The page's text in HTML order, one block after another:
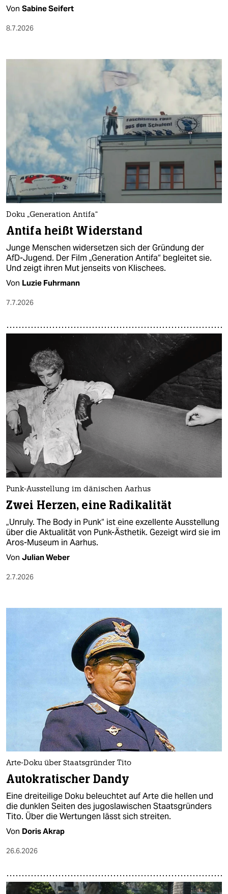
Von Sabine Seifert
8.7.2026
Doku „Generation Antifa“
Antifa heißt Widerstand
Junge Menschen widersetzen sich der Gründung der
AfD-Jugend. Der Film „Generation Antifa“ begleitet sie.
Und zeigt ihren Mut jenseits von Klischees.
Von Luzie Fuhrmann
7.7.2026
Punk-Ausstellung im dänischen Aarhus
Zwei Herzen, eine Radikalität
„Unruly. The Body in Punk“ ist eine exzellente Ausstellung
über die Aktualität von Punk-Ästhetik. Gezeigt wird sie im
Aros-Museum in Aarhus.
Von Julian Weber
2.7.2026
Arte-Doku über Staatsgründer Tito
Autokratischer Dandy
Eine dreiteilige Doku beleuchtet auf Arte die hellen und
die dunklen Seiten des jugoslawischen Staatsgründers
Tito. Über die Wertungen lässt sich streiten.
Von Doris Akrap
26.6.2026